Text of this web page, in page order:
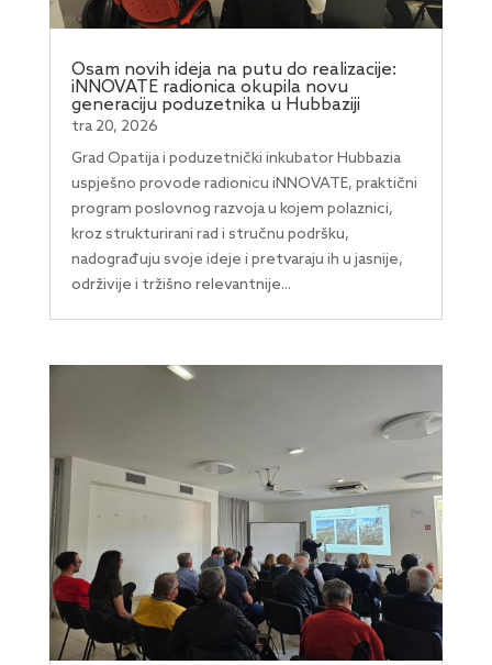
Osam novih ideja na putu do realizacije:
iNNOVATE radionica okupila novu
generaciju poduzetnika u Hubbaziji
tra 20, 2026
Grad Opatija i poduzetnički inkubator Hubbazia
uspješno provode radionicu iNNOVATE, praktični
program poslovnog razvoja u kojem polaznici,
kroz strukturirani rad i stručnu podršku,
nadograđuju svoje ideje i pretvaraju ih u jasnije,
održivije i tržišno relevantnije...